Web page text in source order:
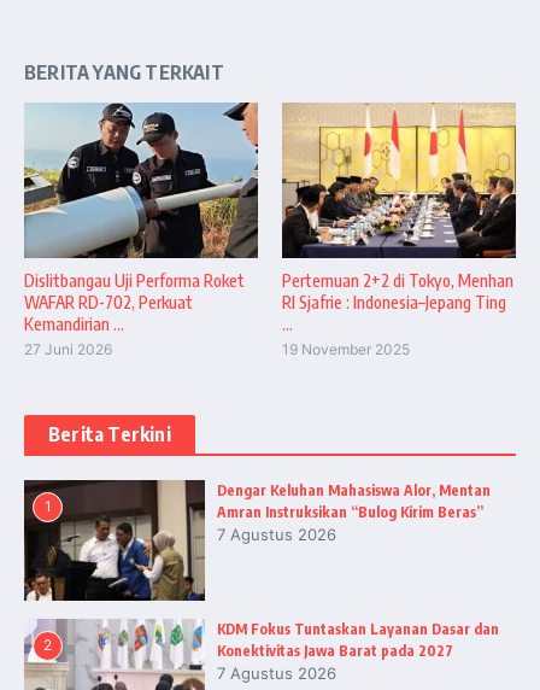
BERITA YANG TERKAIT
Dislitbangau Uji Performa Roket
WAFAR RD-702, Perkuat
Kemandirian ...
27 Juni 2026
Pertemuan 2+2 di Tokyo, Menhan
RI Sjafrie : Indonesia–Jepang Ting
...
19 November 2025
Berita Terkini
1
Dengar Keluhan Mahasiswa Alor, Mentan
Amran Instruksikan “Bulog Kirim Beras”
7 Agustus 2026
2
KDM Fokus Tuntaskan Layanan Dasar dan
Konektivitas Jawa Barat pada 2027
7 Agustus 2026